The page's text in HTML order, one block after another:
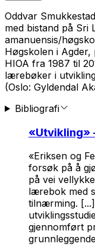
Oddvar
med bistand på Sri
amanuensis/
Høgskolen i Agder,
HIOA fra 1987 til
lærebøker i
(Oslo: Gyldendal
Bibliografi
«Utvikling»
«Eriksen og
forsøk på å
på vei
lærebok med
tilnærming.
gjennomført